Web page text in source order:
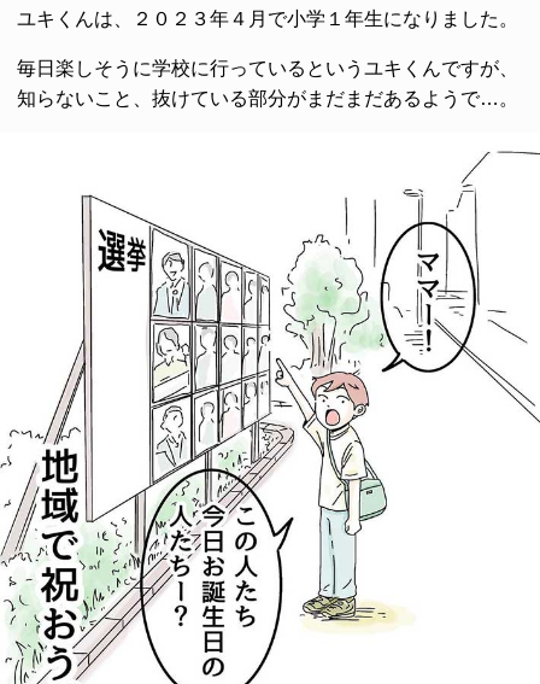
ユキくんは、２０２３年４月で小学１年生になりました。
毎日楽しそうに学校に行っているというユキくんですが、
知らないこと、抜けている部分がまだまだあるようで…。